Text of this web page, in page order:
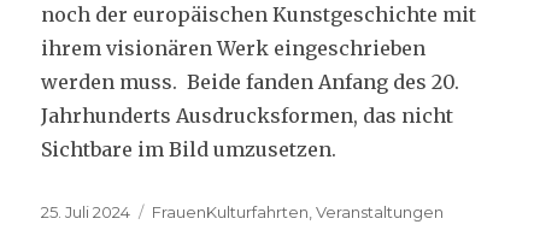
noch der europäischen Kunstgeschichte mit
ihrem visionären Werk eingeschrieben
werden muss. Beide fanden Anfang des 20.
Jahrhunderts Ausdrucksformen, das nicht
Sichtbare im Bild umzusetzen.
Veröffentlicht
25. Juli 2024 Kategorien
FrauenKulturfahrten ,Veranstaltungen